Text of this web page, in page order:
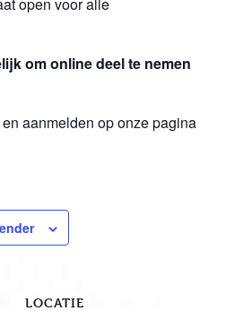
om online deel te nemen
aanmelden op onze pagina
LOCATIE